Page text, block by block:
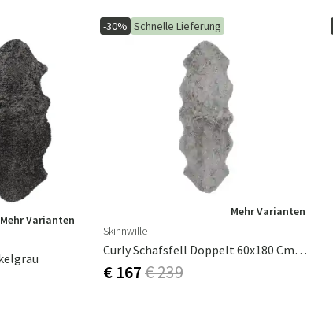
Mehr Varianten
-30% Schnelle Lieferung
Mehr Varianten
Skinnwille
Curly Schafsfell Doppelt 60x180 Cm Naturgrau
€ 167€ 239